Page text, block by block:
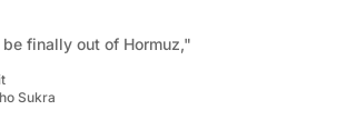
finally out of Hormuz,"
Sukra